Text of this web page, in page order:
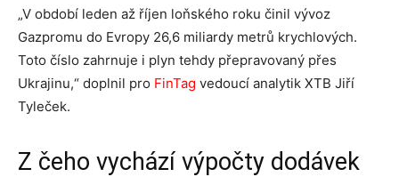
„V období leden až říjen loňského roku činil vývoz
Gazpromu do Evropy 26,6 miliardy metrů krychlových.
Toto číslo zahrnuje i plyn tehdy přepravovaný přes
Ukrajinu,“ doplnil pro FinTag vedoucí analytik XTB Jiří
Tyleček.
Z čeho vychází výpočty dodávek